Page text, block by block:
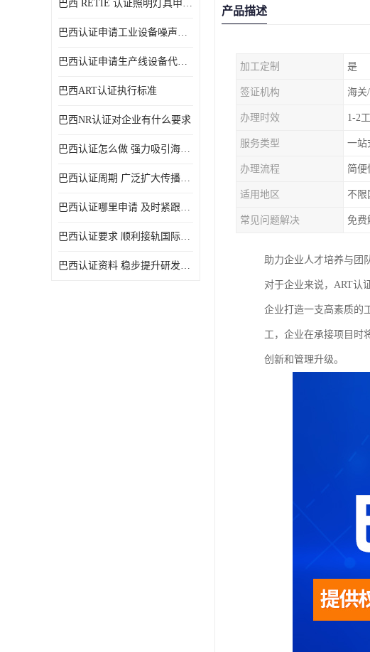
巴西 RETIE 认证照明灯具申请 RETIE 认证
巴西认证申请工业设备噪声控制认证规范
巴西认证申请生产线设备代理机构选择
巴西ART认证执行标准
巴西NR认证对企业有什么要求
巴西认证怎么做 强力吸引海外投资
巴西认证周期 广泛扩大传播范围
巴西认证哪里申请 及时紧跟法规变化
巴西认证要求 顺利接轨国际规范
巴西认证资料 稳步提升研发能力
产品描述
加工定制 是
签证机构 海关
办理时效 1-2
服务类型 一站
办理流程 简便
适用地区 不限
常见问题解决 免费
助力企业人才培养与团
对于企业来说，ART认
企业打造一支高素质的
工，企业在承接项目时
创新和管理升级。